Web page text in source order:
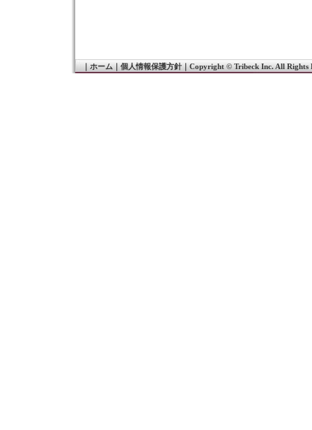
ホーム｜ 個人情報保護方針｜ Copyright © Tribeck Inc. All Rights